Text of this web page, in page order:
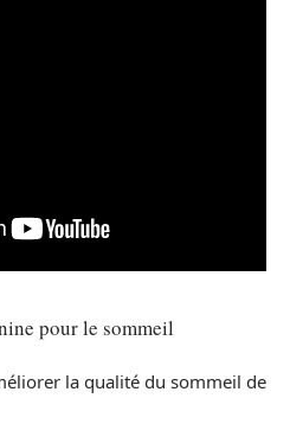
pour le sommeil
la qualité du sommeil de